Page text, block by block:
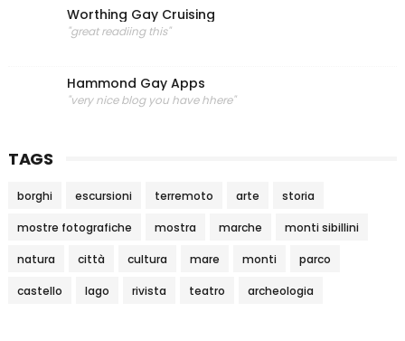
Worthing Gay Cruising
"great readiing this"
Hammond Gay Apps
"very nice blog you have hhere"
TAGS
borghi escursioni terremoto arte storia
mostre fotografiche mostra marche monti sibillini
natura città cultura mare monti parco
castello lago rivista teatro archeologia